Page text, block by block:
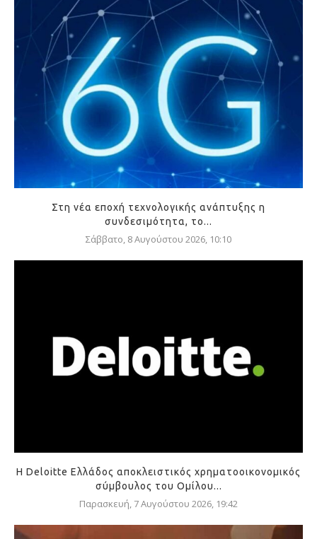
Στη νέα εποχή τεχνολογικής ανάπτυξης η
συνδεσιμότητα, το...
Σάββατο, 8 Αυγούστου 2026, 10:10
Η Deloitte Ελλάδος αποκλειστικός χρηματοοικονομικός
σύμβουλος του Ομίλου...
Παρασκευή, 7 Αυγούστου 2026, 19:42